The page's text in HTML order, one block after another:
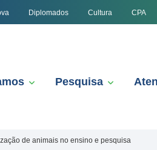
Diplomados Cultura CPA
Pesquisa
de animais no ensino e pesquisa